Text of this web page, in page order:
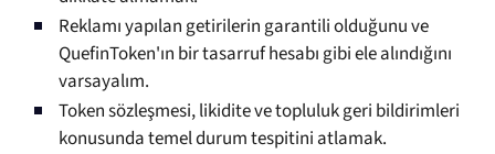
Reklamı yapılan getirilerin garantili olduğunu ve
QuefinToken'ın bir tasarruf hesabı gibi ele alındığını
varsayalım.
Token sözleşmesi, likidite ve topluluk geri bildirimleri
konusunda temel durum tespitini atlamak.